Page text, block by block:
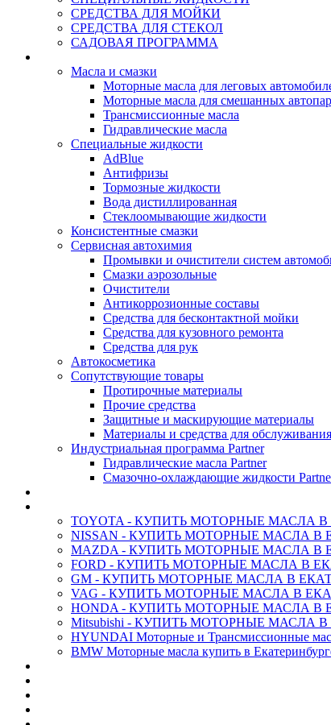
СРЕДСТВА ДЛЯ МОЙКИ
СРЕДСТВА ДЛЯ СТЕКОЛ
САДОВАЯ ПРОГРАММА
Масла и смазки
Моторные масла для леговых
Моторные масла для смешанных
Трансмиссионные масла
Гидравлические масла
Специальные жидкости
AdBlue
Антифризы
Тормозные жидкости
Вода дистиллированная
Стеклоомывающие жидкости
Консистентные смазки
Сервисная автохимия
Промывки и очистители систем
Смазки аэрозольные
Очистители
Антикоррозионные составы
Средства для бесконтактной мойки
Средства для кузовного ремонта
Средства для рук
Автокосметика
Сопутствующие товары
Протирочные материалы
Прочие средства
Защитные и маскирующие материалы
Материалы и средства для
Индустриальная программа Partner
Гидравлические масла Partner
Смазочно-охлаждающие жидкости
TOYOTA - КУПИТЬ МОТОРНЫЕ МАСЛА В
NISSAN - КУПИТЬ МОТОРНЫЕ МАСЛА В
MAZDA - КУПИТЬ МОТОРНЫЕ МАСЛА В
FORD - КУПИТЬ МОТОРНЫЕ МАСЛА В
GM - КУПИТЬ МОТОРНЫЕ МАСЛА В
VAG - КУПИТЬ МОТОРНЫЕ МАСЛА В
HONDA - КУПИТЬ МОТОРНЫЕ МАСЛА В
Mitsubishi - КУПИТЬ МОТОРНЫЕ МАСЛА В
HYUNDAI Моторные и Трансмиссионные
BMW Моторные масла купить в